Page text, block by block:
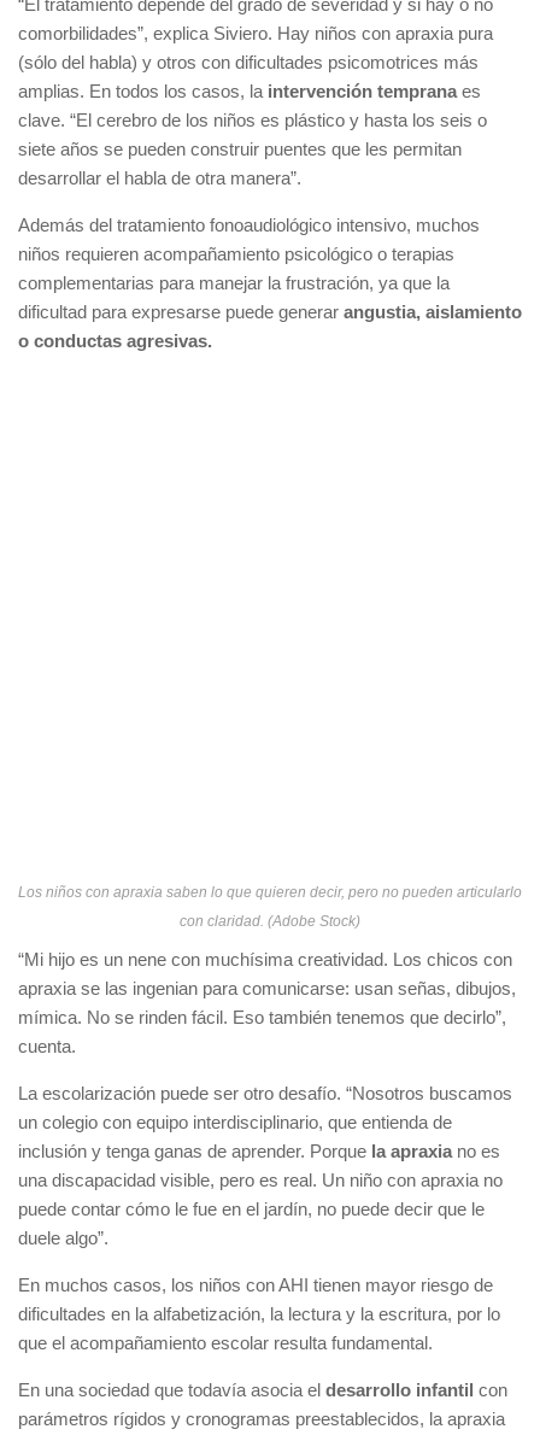
comorbilidades”, explica Siviero. Hay niños con apraxia pura
(sólo del habla) y otros con dificultades psicomotrices más
amplias. En todos los casos, la intervención temprana es
clave. “El cerebro de los niños es plástico y hasta los seis o
siete años se pueden construir puentes que les permitan
desarrollar el habla de otra manera”.
Además del tratamiento fonoaudiológico intensivo, muchos
niños requieren acompañamiento psicológico o terapias
complementarias para manejar la frustración, ya que la
dificultad para expresarse puede generar angustia, aislamiento
o conductas agresivas.
Los niños con apraxia saben lo que quieren decir, pero no pueden articularlo
con claridad. (Adobe Stock)
“Mi hijo es un nene con muchísima creatividad. Los chicos con
apraxia se las ingenian para comunicarse: usan señas, dibujos,
mímica. No se rinden fácil. Eso también tenemos que decirlo”,
cuenta.
La escolarización puede ser otro desafío. “Nosotros buscamos
un colegio con equipo interdisciplinario, que entienda de
inclusión y tenga ganas de aprender. Porque la apraxia no es
una discapacidad visible, pero es real. Un niño con apraxia no
puede contar cómo le fue en el jardín, no puede decir que le
duele algo”.
En muchos casos, los niños con AHI tienen mayor riesgo de
dificultades en la alfabetización, la lectura y la escritura, por lo
que el acompañamiento escolar resulta fundamental.
En una sociedad que todavía asocia el desarrollo infantil con
parámetros rígidos y cronogramas preestablecidos, la apraxia